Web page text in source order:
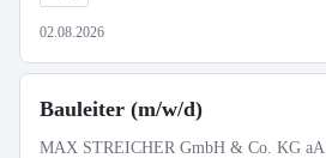
02.08.2026
Bauleiter (m/w/d)
MAX STREICHER GmbH & Co. KG aA